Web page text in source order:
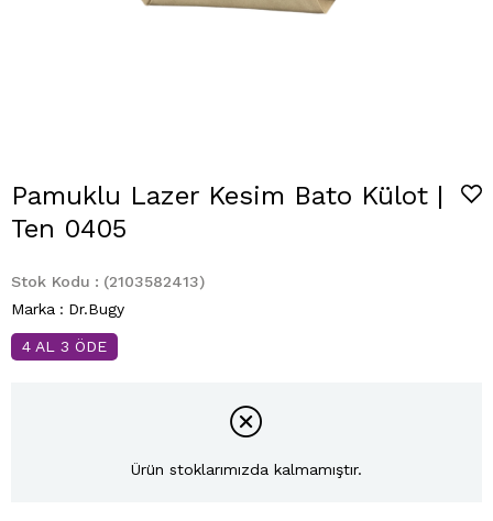
Pamuklu Lazer Kesim Bato Külot |
Ten 0405
Stok Kodu
(2103582413)
Marka : Dr.Bugy
4 AL 3 ÖDE
Ürün stoklarımızda kalmamıştır.